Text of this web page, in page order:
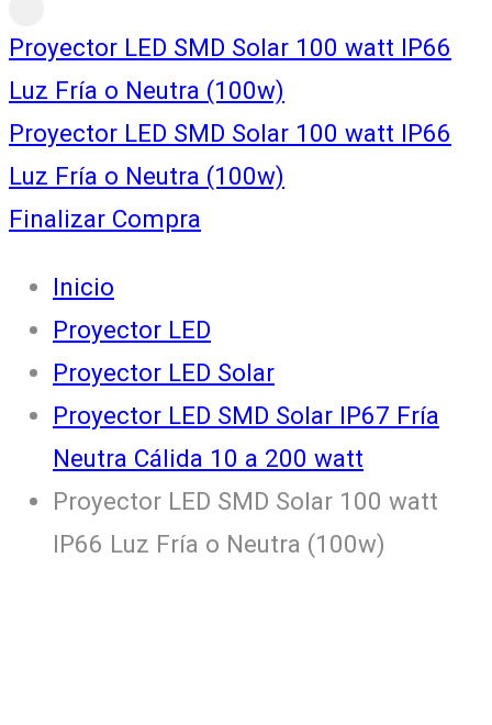
Proyector LED SMD Solar 100 watt IP66
Luz Fría o Neutra (100w)
Proyector LED SMD Solar 100 watt IP66
Luz Fría o Neutra (100w)
Finalizar Compra
Inicio
Proyector LED
Proyector LED Solar
Proyector LED SMD Solar IP67 Fría
Neutra Cálida 10 a 200 watt
Proyector LED SMD Solar 100 watt
IP66 Luz Fría o Neutra (100w)